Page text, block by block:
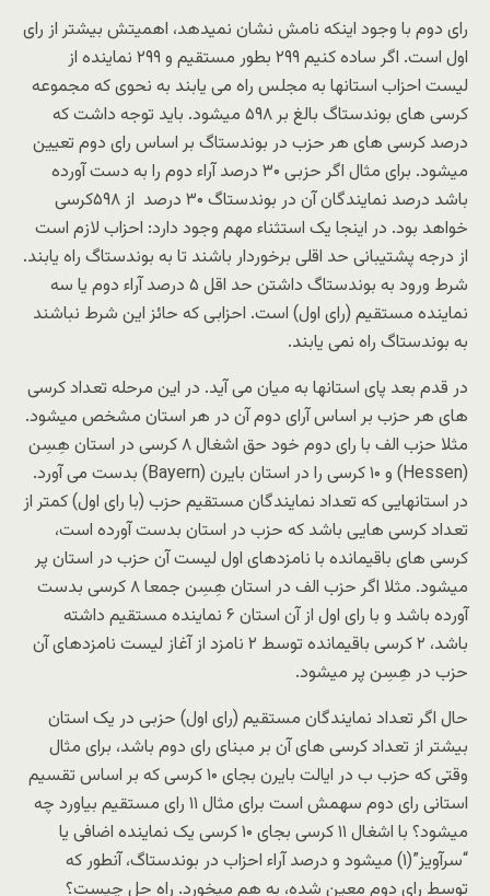
رای دوم با وجود اینکه نامش نشان نمیدهد، اهمیتش بیشتر از رای
اول است. اگر ساده کنیم ۲۹۹ بطور مستقیم و ۲۹۹ نماینده از
لیست احزاب استانها به مجلس راه می یابند به نحوی که مجموعه
کرسی های بوندستاگ بالغ بر ۵۹۸ میشود. باید توجه داشت که
درصد کرسی های هر حزب در بوندستاگ بر اساس رای دوم تعیین
میشود. برای مثال اگر حزبی ۳۰ درصد آراء دوم را به دست آورده
باشد درصد نمایندگان آن در بوندستاگ ۳۰ درصد از ۵۹۸کرسی
خواهد بود. در اینجا یک استثناء مهم وجود دارد: احزاب لازم است
از درجه پشتیبانی حد اقلی برخوردار باشند تا به بوندستاگ راه یابند.
شرط ورود به بوندستاگ داشتن حد اقل ۵ درصد آراء دوم یا سه
نماینده مستقیم (رای اول) است. احزابی که حائز این شرط نباشند
به بوندستاگ راه نمی یابند.
در قدم بعد پای استانها به میان می آید. در این مرحله تعداد کرسی
های هر حزب بر اساس آرای دوم آن در هر استان مشخص میشود.
مثلا حزب الف با رای دوم خود حق اشغال ۸ کرسی در استان هِسِن
(Hessen) و ۱۰ کرسی را در استان بایرن (Bayern) بدست می آورد.
در استانهایی که تعداد نمایندگان مستقیم حزب (با رای اول) کمتر از
تعداد کرسی هایی باشد که حزب در استان بدست آورده است،
کرسی های باقیمانده با نامزدهای اول لیست آن حزب در استان پر
میشود. مثلا اگر حزب الف در استان هِسِن جمعا ۸ کرسی بدست
آورده باشد و با رای اول از آن استان ۶ نماینده مستقیم داشته
باشد، ۲ کرسی باقیمانده توسط ۲ نامزد از آغاز لیست نامزدهای آن
حزب در هِسِن پر میشود.
حال اگر تعداد نمایندگان مستقیم (رای اول) حزبی در یک استان
بیشتر از تعداد کرسی های آن بر مبنای رای دوم باشد، برای مثال
وقتی که حزب ب در ایالت بایرن بجای ۱۰ کرسی که بر اساس تقسیم
استانی رای دوم سهمش است برای مثال ۱۱ رای مستقیم بیاورد چه
میشود؟ با اشغال ۱۱ کرسی بجای ۱۰ کرسی یک نماینده اضافی یا
“سرآویز”(۱) میشود و درصد آراء احزاب در بوندستاگ، آنطور که
توسط رای دوم معین شده، به هم میخورد. راه حل چیست؟